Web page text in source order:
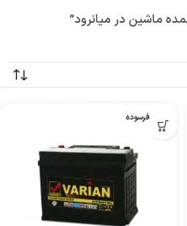
ماشین در میانرود”
بدون فرسوده